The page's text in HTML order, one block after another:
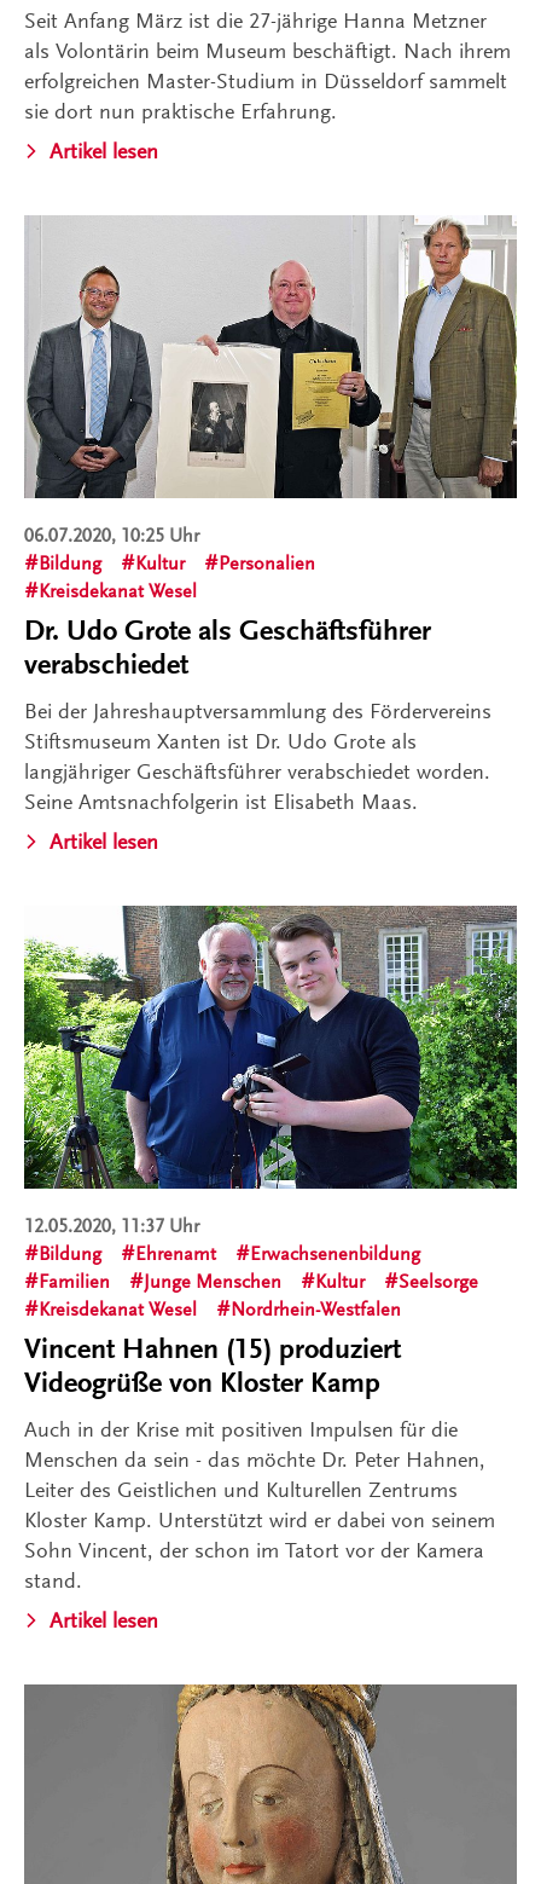
Seit Anfang März ist die 27-jährige Hanna Metzner
als Volontärin beim Museum beschäftigt. Nach ihrem
erfolgreichen Master-Studium in Düsseldorf sammelt
sie dort nun praktische Erfahrung.
Artikel lesen
06.07.2020, 10:25 Uhr
Bildung
Kultur
Personalien
Kreisdekanat Wesel
Dr. Udo Grote als Geschäftsführer
verabschiedet
Bei der Jahreshauptversammlung des Fördervereins
Stiftsmuseum Xanten ist Dr. Udo Grote als
langjähriger Geschäftsführer verabschiedet worden.
Seine Amtsnachfolgerin ist Elisabeth Maas.
Artikel lesen
12.05.2020, 11:37 Uhr
Bildung
Ehrenamt
Erwachsenenbildung
Familien
Junge Menschen Kultur
Seelsorge
Kreisdekanat Wesel
Nordrhein-Westfalen
Vincent Hahnen (15) produziert
Videogrüße von Kloster Kamp
Auch in der Krise mit positiven Impulsen für die
Menschen da sein - das möchte Dr. Peter Hahnen,
Leiter des Geistlichen und Kulturellen Zentrums
Kloster Kamp. Unterstützt wird er dabei von seinem
Sohn Vincent, der schon im Tatort vor der Kamera
stand.
Artikel lesen